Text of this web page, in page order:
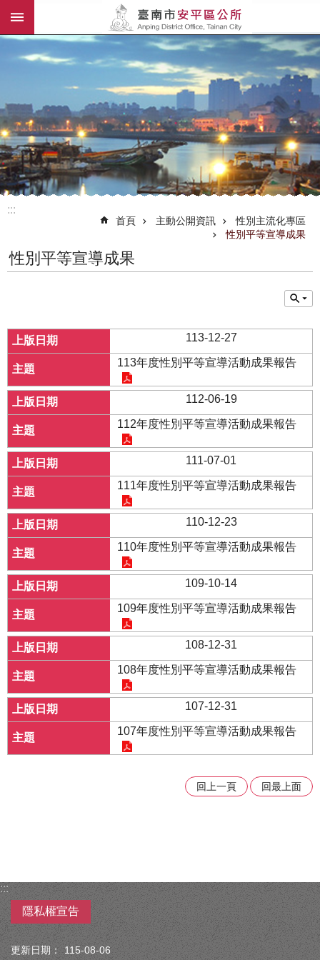
跳到主要內容區塊
:::
首頁 主動公開資訊
性別主流化專區
性別平等宣導成果
性別平等宣導成果
113-12-27
113年度性別平等宣導活動成果報告
112-06-19
112年度性別平等宣導活動成果報告
111-07-01
111年度性別平等宣導活動成果報告
110-12-23
110年度性別平等宣導活動成果報告
109-10-14
109年度性別平等宣導活動成果報告
108-12-31
108年度性別平等宣導活動成果報告
107-12-31
107年度性別平等宣導活動成果報告
回上一頁 回最上面
:::
隱私權宣告
更新日期： 115-08-06